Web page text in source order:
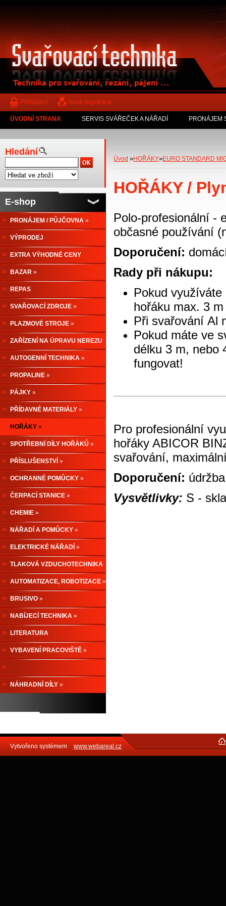
Přihlášení Nová registrace
ÚVODNÍ STRANA SERVIS SVÁŘEČEK A NÁŘADÍ PRONÁJEM
Hledání
E-shop
PRONÁJEM / PŮJČOVNA »
VÝPRODEJ
EXTRA VÝHODNÉ CENY
BAZAR »
REPAS
SVAŘOVACÍ ZDROJE »
PLAZMOVÉ STROJE »
ZAŘÍZENÍ NA ÚPRAVU NEREZU
» AUTOGENNÍ TECHNIKA »
PROPALINE »
PÁJKY »
PŘÍDAVNÉ MATERIÁLY »
HOŘÁKY »
SPOTŘEBNÍ DÍLY HOŘÁKŮ »
PŘÍSLUŠENSTVÍ »
OCHRANNÉ POMŮCKY »
ČERPACÍ STANICE »
CHEMIE »
NÁŘADÍ A POMŮCKY »
ELEKTRICKÉ NÁŘADÍ »
TLAKOVÁ VZDUCHOTECHNIKA
» AUTOMATIZACE, ROBOTIZACE »
BRUSIVO »
NABÍJECÍ TECHNIKA »
LITERATURA
VYBAVENÍ PRACOVIŠTĚ »
NÁHRADNÍ DÍLY »
Úvod »HOŘÁKY»EURO STANDARD
HOŘÁKY /
Polo-profesionální -
občasné používání
Doporučení:
Rady při nákupu:
Pokud
hořáku max. 3 m
Při svařování Al
Pokud máte ve
délku 3 m, nebo
fungovat!
Pro profesionální
hořáky ABICOR
svařování,
Doporučení:
Vysvětlivky: S -
Vytvořeno systémem www.webareal.cz